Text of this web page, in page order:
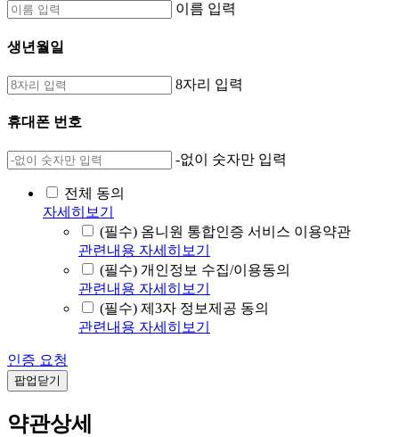
이름 입력
생년월일
8자리 입력
휴대폰 번호
-없이 숫자만 입력
전체 동의
자세히보기
(필수) 옴니원 통합인증 서비스 이용약관
관련내용 자세히보기
(필수) 개인정보 수집/이용동의
관련내용 자세히보기
(필수) 제3자 정보제공 동의
관련내용 자세히보기
인증 요청
팝업닫기
약관상세